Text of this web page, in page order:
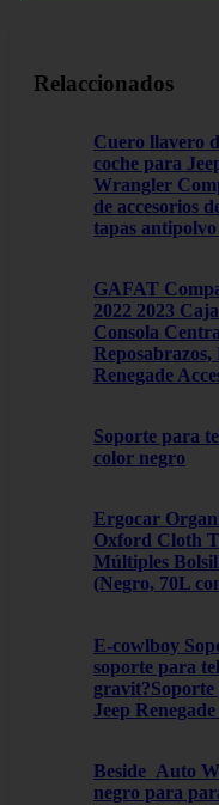
Relaccionados
Cuero llavero
coche para
Wrangler
de accesorios
tapas
GAFAT
2022 2023
Consola
Renegade
Soporte para
color negro
Ergocar
Oxford Cloth
Múltiples
(Negro, 70L
E-cowlboy
soporte para
Jeep
Beside_Auto
negro para